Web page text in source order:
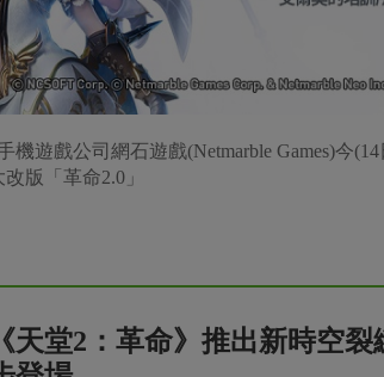
機遊戲公司網石遊戲(Netmarble Games)今
版「革命2.0」
天堂2：革命》推出新時空